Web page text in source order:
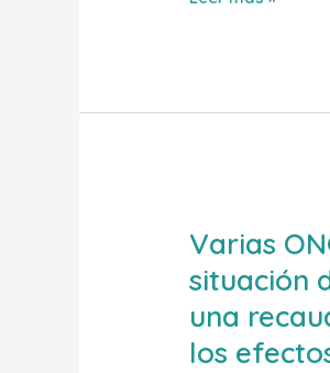
de
Varias
situación
una
los
ONGD
se
unen
para
dar